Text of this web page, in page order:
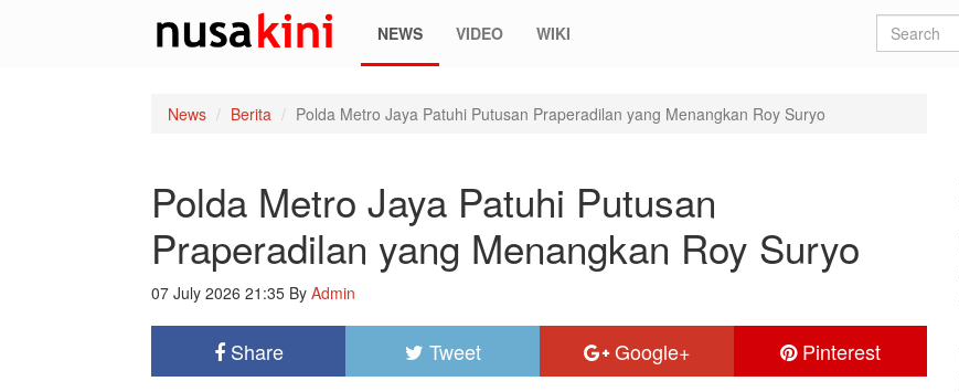
NEWS VIDEO WIKI
News Berita Polda Metro Jaya Patuhi Putusan Praperadilan yang Menangkan Roy Suryo
Polda Metro Jaya Patuhi Putusan
Praperadilan yang Menangkan Roy Suryo
07 July 2026 21:35 By Admin
Share Tweet Google+ Pinterest